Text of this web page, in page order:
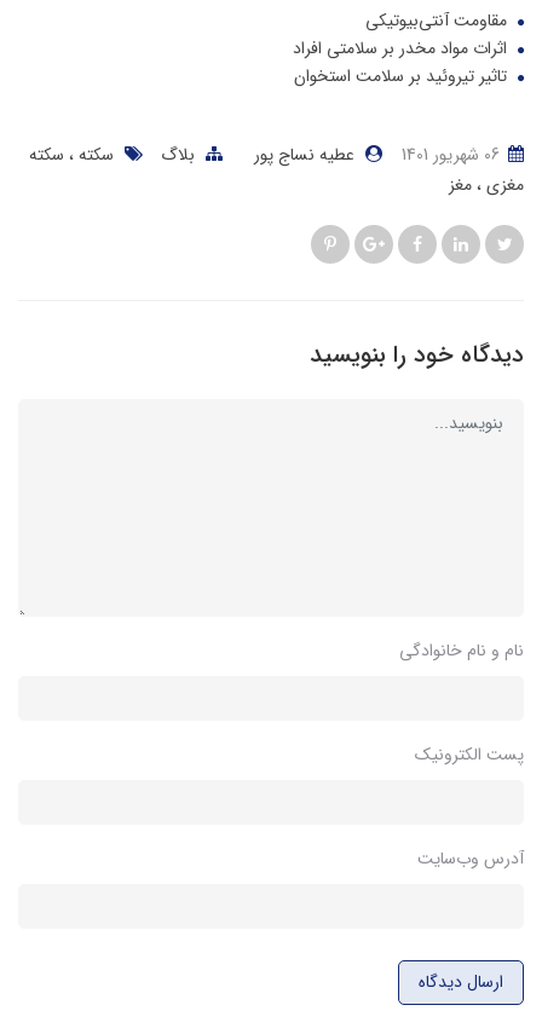
مقاومت آنتی‌بیوتیکی
اثرات مواد مخدر بر سلامتی افراد
تاثیر تیروئید بر سلامت استخوان
عطیه نساج پور بلاگ سکته سکته
مغزی مغز
دیدگاه خود را بنویسید
نام و نام خانوادگی
پست الکترونیک
آدرس وب‌سایت
ارسال دیدگاه